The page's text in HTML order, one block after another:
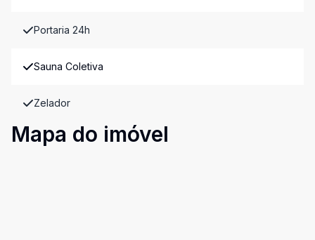
Portaria 24h
Sauna Coletiva
Zelador
Mapa do imóvel